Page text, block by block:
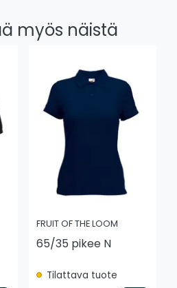
myös näistä
FRUIT OF THE LOOM
65/35 pikee N
Tilattava tuote